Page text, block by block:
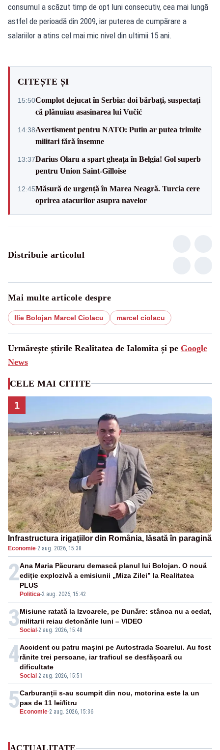
consumul a scăzut timp de opt luni consecutiv, cea mai lungă
astfel de perioadă din 2009, iar puterea de cumpărare a
salariilor a atins cel mai mic nivel din ultimii 15 ani.
CITEȘTE ȘI
15:50Complot dejucat în Serbia: doi bărbați, suspectați
că plănuiau asasinarea lui Vučić
14:38Avertisment pentru NATO: Putin ar putea trimite
militari fără însemne
13:37Darius Olaru a spart gheața în Belgia! Gol superb
pentru Union Saint-Gilloise
12:45Măsură de urgență în Marea Neagră. Turcia cere
oprirea atacurilor asupra navelor
Distribuie articolul
Mai multe articole despre
Ilie Bolojan Marcel Ciolacu marcel ciolacu
Urmărește știrile Realitatea de Ialomita și pe Google
News
CELE MAI CITITE
1
Infrastructura irigațiilor din România, lăsată în paragină
Economie·2 aug. 2026, 15:38
2
Politica-2 aug. 2026, 15:42
Ana Maria Păcuraru demască planul lui Bolojan. O nouă
ediție explozivă a emisiunii „Miza Zilei” la Realitatea
PLUS
3Social -2 aug. 2026, 15:48
Misiune ratată la Izvoarele, pe Dunăre: stânca nu a cedat,
militarii reiau detonările luni – VIDEO
4
Social -2 aug. 2026, 15:51
Accident cu patru mașini pe Autostrada Soarelui. Au fost
rănite trei persoane, iar traficul se desfășoară cu
dificultate
5 Economie-2 aug. 2026, 15:36
Carburanții s-au scumpit din nou, motorina este la un
pas de 11 lei/litru